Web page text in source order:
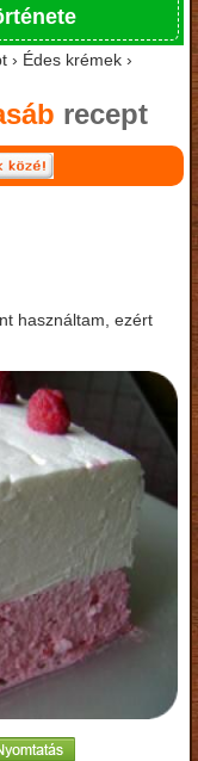
› Édes krémek ›
recept
használtam, ezért